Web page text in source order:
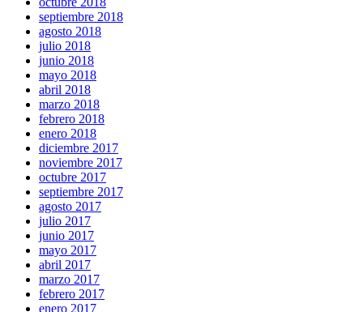
septiembre 2018
agosto 2018
julio 2018
junio 2018
mayo 2018
abril 2018
marzo 2018
febrero 2018
enero 2018
diciembre 2017
noviembre 2017
octubre 2017
septiembre 2017
agosto 2017
julio 2017
junio 2017
mayo 2017
abril 2017
marzo 2017
febrero 2017
enero 2017